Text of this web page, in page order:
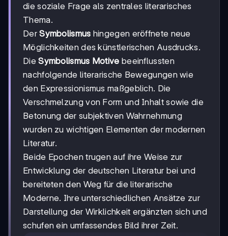
die soziale Frage als zentrales literarisches
Thema.
DerSymbolismus hingegen eröffnete neue
Möglichkeiten des künstlerischen Ausdrucks.
DieSymbolismus Motive beeinflussten
nachfolgende literarische Bewegungen wie
den Expressionismus maßgeblich. Die
Verschmelzung von Form und Inhalt sowie die
Betonung der subjektiven Wahrnehmung
wurden zu wichtigen Elementen der modernen
Literatur.
Beide Epochen trugen auf ihre Weise zur
Entwicklung der deutschen Literatur bei und
bereiteten den Weg für die literarische
Moderne. Ihre unterschiedlichen Ansätze zur
Darstellung der Wirklichkeit ergänzten sich und
schufen ein umfassendes Bild ihrer Zeit.